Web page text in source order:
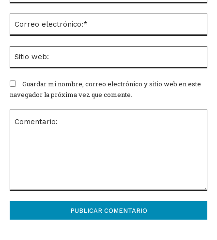
Comentario:
Guardar mi nombre, correo electrónico y sitio web en este
navegador la próxima vez que comente.